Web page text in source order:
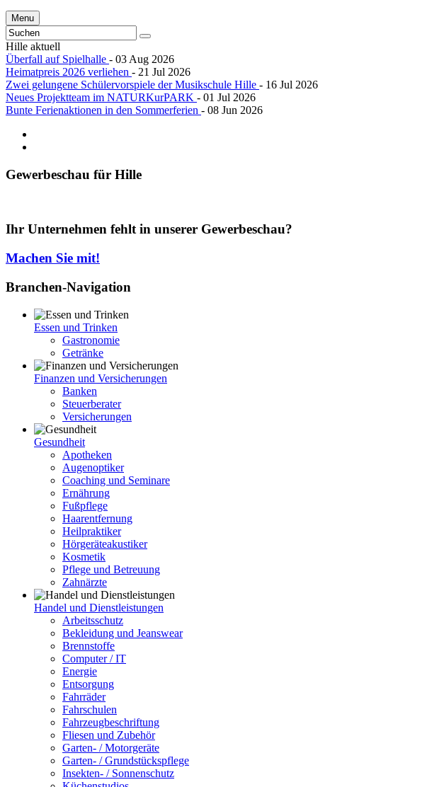
Menu
Hille aktuell
Überfall auf Spielhalle - 03 Aug 2026
Heimatpreis 2026 verliehen - 21 Jul 2026
Zwei gelungene Schülervorspiele der Musikschule Hille - 16 Jul 2026
Neues Projektteam im NATURKurPARK - 01 Jul 2026
Bunte Ferienaktionen in den Sommerferien - 08 Jun 2026
Gewerbeschau für Hille
Ihr Unternehmen fehlt in unserer Gewerbeschau?
Machen Sie mit!
Branchen-Navigation
Essen und Trinken
Gastronomie
Getränke
Finanzen und Versicherungen
Banken
Steuerberater
Versicherungen
Gesundheit
Apotheken
Augenoptiker
Coaching und Seminare
Ernährung
Fußpflege
Haarentfernung
Heilpraktiker
Hörgeräteakustiker
Kosmetik
Pflege und Betreuung
Zahnärzte
Handel und Dienstleistungen
Arbeitsschutz
Bekleidung und Jeanswear
Brennstoffe
Computer / IT
Energie
Entsorgung
Fahrräder
Fahrschulen
Fahrzeugbeschriftung
Fliesen und Zubehör
Garten- / Motorgeräte
Garten- / Grundstückspflege
Insekten- / Sonnenschutz